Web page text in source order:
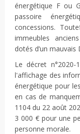
énergétique F ou
passoire
concessions.
immeubles
dotés d’un mauvais
Le décret
l'affichage des
énergétique pour
en cas de
1104 du 22 août
3 000 € pour une
personne morale.